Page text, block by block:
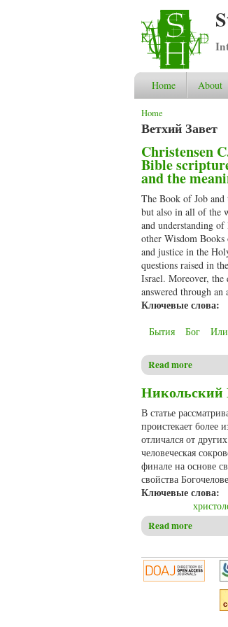
Home About
You are here
Home
Ветхий Завет
Christensen
Bible
and the
The Book of Job and
but also in all of the
and understanding
other Wisdom
and justice in the
questions raised in
Israel. Moreover,
answered through
Ключевые слова:
Бытия
Бог
Read more
Никольский
В статье
проистекает
отличался от
человеческая
финале на основе
свойства
Ключевые слова:
Read more